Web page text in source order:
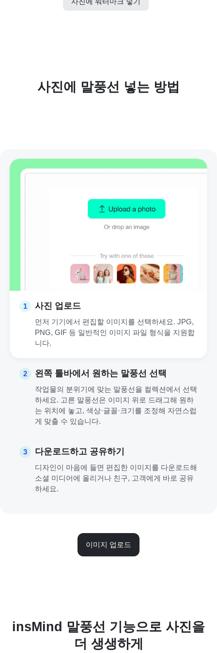
사진에 말풍선 넣는 방법
1 사진 업로드
먼저 기기에서 편집할 이미지를 선택하세요. JPG,
PNG, GIF 등 일반적인 이미지 파일 형식을 지원합
니다.
2 왼쪽 툴바에서 원하는 말풍선 선택
작업물의 분위기에 맞는 말풍선을 컬렉션에서 선택
하세요. 고른 말풍선은 이미지 위로 드래그해 원하
는 위치에 놓고, 색상·글꼴·크기를 조정해 자연스럽
게 맞출 수 있습니다.
3 다운로드하고 공유하기
디자인이 마음에 들면 편집한 이미지를 다운로드해
소셜 미디어에 올리거나 친구, 고객에게 바로 공유
하세요.
이미지 업로드
insMind 말풍선 기능으로 사진을
더 생생하게